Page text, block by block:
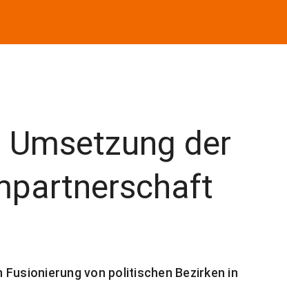
der
von politischen Bezirken in